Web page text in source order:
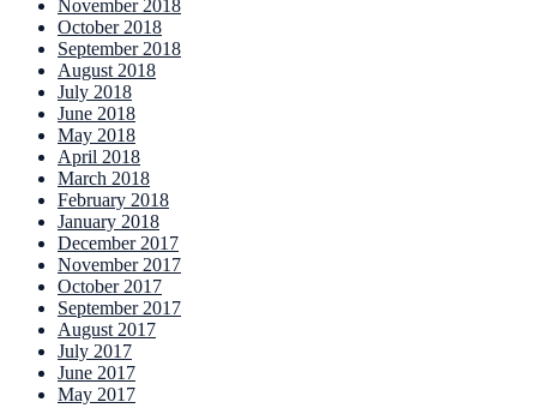
November 2018
October 2018
September 2018
August 2018
July 2018
June 2018
May 2018
April 2018
March 2018
February 2018
January 2018
December 2017
November 2017
October 2017
September 2017
August 2017
July 2017
June 2017
May 2017